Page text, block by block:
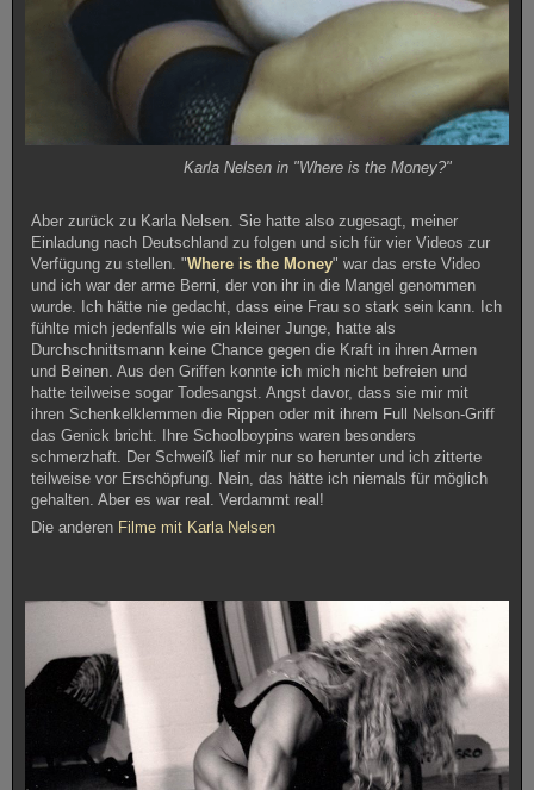
Karla Nelsen in "Where is the Money?"
Aber zurück zu Karla Nelsen. Sie hatte also zugesagt, meiner
Einladung nach Deutschland zu folgen und sich für vier Videos zur
Verfügung zu stellen. "Where is the Money" war das erste Video
und ich war der arme Berni, der von ihr in die Mangel genommen
wurde. Ich hätte nie gedacht, dass eine Frau so stark sein kann. Ich
fühlte mich jedenfalls wie ein kleiner Junge, hatte als
Durchschnittsmann keine Chance gegen die Kraft in ihren Armen
und Beinen. Aus den Griffen konnte ich mich nicht befreien und
hatte teilweise sogar Todesangst. Angst davor, dass sie mir mit
ihren Schenkelklemmen die Rippen oder mit ihrem Full Nelson-Griff
das Genick bricht. Ihre Schoolboypins waren besonders
schmerzhaft. Der Schweiß lief mir nur so herunter und ich zitterte
teilweise vor Erschöpfung. Nein, das hätte ich niemals für möglich
gehalten. Aber es war real. Verdammt real!
Die anderen Filme mit Karla Nelsen